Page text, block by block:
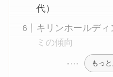
代）
キリンホールデ
ミの傾向
もっ